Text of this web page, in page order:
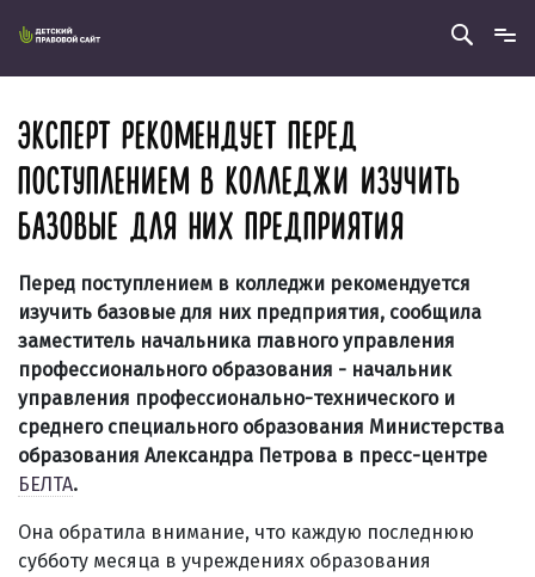
ЭКСПЕРТ РЕКОМЕНДУЕТ ПЕРЕД
ПОСТУПЛЕНИЕМ В КОЛЛЕДЖИ ИЗУЧИТЬ
БАЗОВЫЕ ДЛЯ НИХ ПРЕДПРИЯТИЯ
Перед поступлением в колледжи рекомендуется
изучить базовые для них предприятия, сообщила
заместитель начальника главного управления
профессионального образования - начальник
управления профессионально-технического и
среднего специального образования Министерства
образования Александра Петрова в пресс-центре
БЕЛТА.
Она обратила внимание, что каждую последнюю
субботу месяца в учреждениях образования